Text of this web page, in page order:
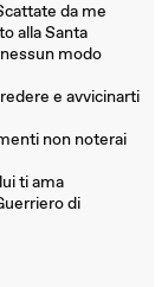
da me
alla Santa
modo
e avvicinarti
non noterai
ti ama
di